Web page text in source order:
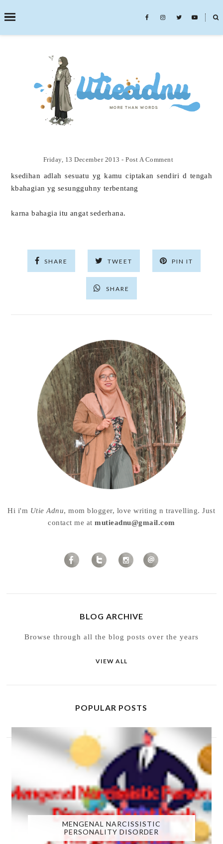
˟
SEARCH THIS BLOG
Friday, 13 December 2013-Post A Comment
ksedihan adlah sesuatu yg kamu ciptakan sendiri d tengah
kbahagian yg sesungguhny terbentang
karna bahagia itu angat sederhana.
SHARE TWEET PIN IT
SHARE
Hi i'm Utie Adnu, mom blogger, love writing n travelling. Just
contact me atmutieadnu@gmail.com
BLOG ARCHIVE
Browse through all the blog posts over the years
VIEW ALL
POPULAR POSTS
MENGENAL NARCISSISTIC
PERSONALITY DISORDER